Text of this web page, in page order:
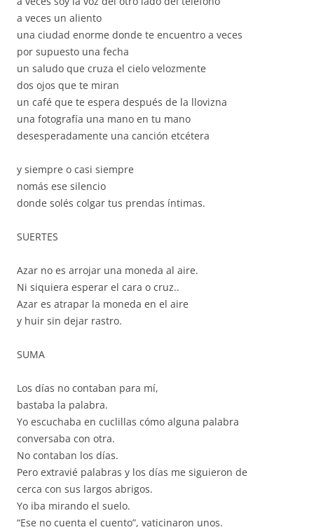
a veces un aliento
una ciudad enorme donde te encuentro a veces
por supuesto una fecha
un saludo que cruza el cielo velozmente
dos ojos que te miran
un café que te espera después de la llovizna
una fotografía una mano en tu mano
desesperadamente una canción etcétera
y siempre o casi siempre
nomás ese silencio
donde solés colgar tus prendas íntimas.
SUERTES
Azar no es arrojar una moneda al aire.
Ni siquiera esperar el cara o cruz..
Azar es atrapar la moneda en el aire
y huir sin dejar rastro.
SUMA
Los días no contaban para mí,
bastaba la palabra.
Yo escuchaba en cuclillas cómo alguna palabra
conversaba con otra.
No contaban los días.
Pero extravié palabras y los días me siguieron de
cerca con sus largos abrigos.
Yo iba mirando el suelo.
“Ese no cuenta el cuento”, vaticinaron unos.